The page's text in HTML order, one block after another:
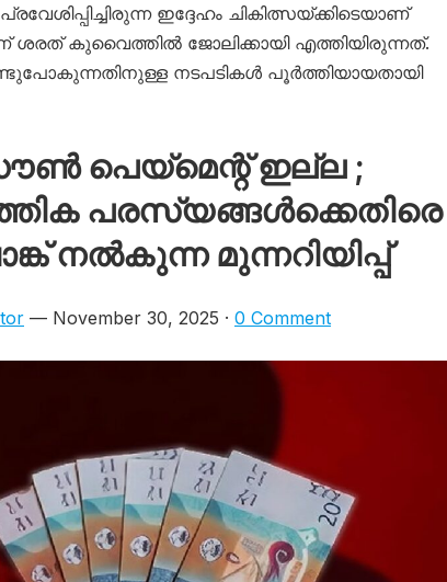
ഇദ്ദേഹം ചികിത്സയ്‌ക്കിടെയാണ്
ശരത് കുവൈത്തില്‍ ജോലിക്കായി എത്തിയിരുന്നത്.
നടപടികൾ പൂർത്തിയായതായി
പെയ്മെന്റ് ഇല്ല ;
പരസ്യങ്ങൾക്കെതിരെ
നൽകുന്ന മുന്നറിയിപ്പ്
— November 30, 2025 · 0 Comment